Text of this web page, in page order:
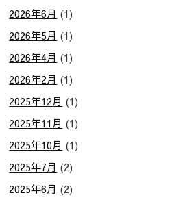
2026年6月 (1)
2026年5月 (1)
2026年4月 (1)
2026年2月 (1)
2025年12月 (1)
2025年11月 (1)
2025年10月 (1)
2025年7月 (2)
2025年6月 (2)